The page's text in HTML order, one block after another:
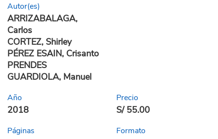
Autor(es)
ARRIZABALAGA,
Carlos
CORTEZ, Shirley
PÉREZ ESAIN, Crisanto
PRENDES
GUARDIOLA, Manuel
Año
2018
Precio
S/ 55.00
Páginas Formato